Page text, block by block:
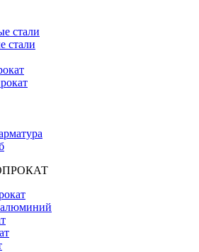
стали
стали